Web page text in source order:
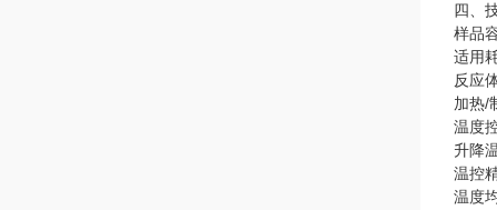
四、
样品
适用
反应
加热/
温度
升降
温控
温度